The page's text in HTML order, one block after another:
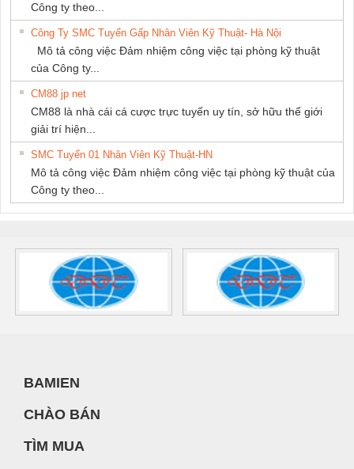
Công ty theo...
Công Ty SMC Tuyển Gấp Nhân Viên Kỹ Thuật- Hà Nội
Mô tả công việc Đảm nhiệm công việc tại phòng kỹ thuật
của Công ty...
CM88 jp net
CM88 là nhà cái cá cược trực tuyến uy tín, sở hữu thế giới
giải trí hiện...
SMC Tuyển 01 Nhân Viên Kỹ Thuật-HN
Mô tả công việc Đảm nhiệm công việc tại phòng kỹ thuật của
Công ty theo...
BAMIEN
CHÀO BÁN
TÌM MUA